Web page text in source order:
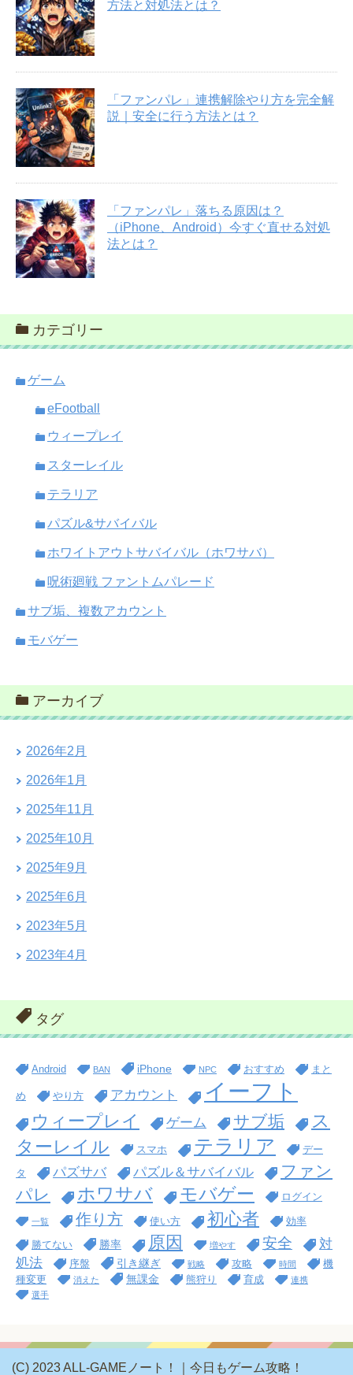
方法と対処法とは？
「ファンパレ」連携解除やり方を完全解
説｜安全に行う方法とは？
「ファンパレ」落ちる原因は？
（iPhone、Android）今すぐ直せる対処
法とは？
カテゴリー
ゲーム
eFootball
ウィープレイ
スターレイル
テラリア
パズル&サバイバル
ホワイトアウトサバイバル（ホワサバ）
呪術廻戦 ファントムパレード
サブ垢、複数アカウント
モバゲー
アーカイブ
2026年2月
2026年1月
2025年11月
2025年10月
2025年9月
2025年6月
2023年5月
2023年4月
タグ
Android BAN iPhone NPC おすすめ まと
め やり方 アカウント イーフト
ウィープレイ ゲーム サブ垢
ス
ターレイル
スマホ テラリア デー
タ パズサバ パズル＆サバイバル
ファン
パレ
ホワサバ モバゲー ログイン
一覧 作り方 使い方 初心者 効率
勝てない 勝率 原因 増やす 安全
対
処法
序盤 引き継ぎ 戦略 攻略 時間
機
種変更
消えた 無課金 熊狩り 育成
連携
選手
(C) 2023 ALL-GAMEノート！｜今日もゲーム攻略！